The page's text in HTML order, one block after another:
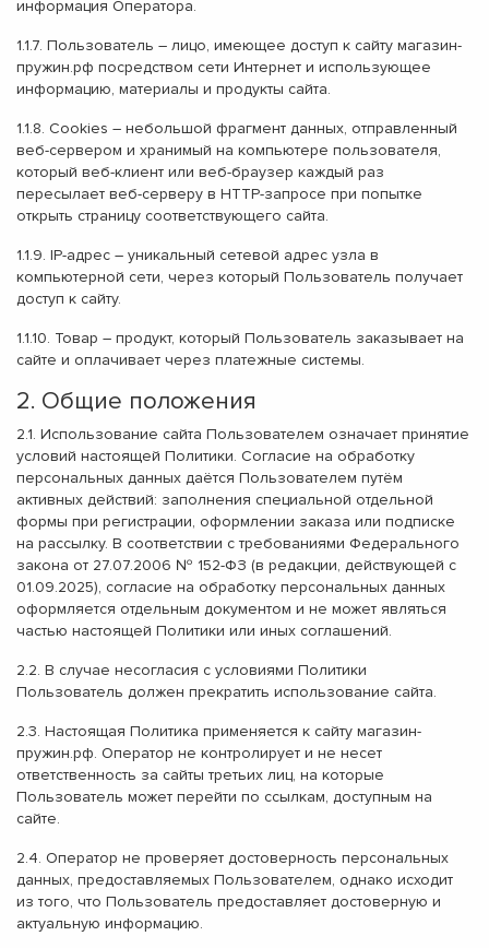
информация Оператора.
1.1.7. Пользователь – лицо, имеющее доступ к сайту магазин-
пружин.рф посредством сети Интернет и использующее
информацию, материалы и продукты сайта.
1.1.8. Cookies – небольшой фрагмент данных, отправленный
веб-сервером и хранимый на компьютере пользователя,
который веб-клиент или веб-браузер каждый раз
пересылает веб-серверу в HTTP-запросе при попытке
открыть страницу соответствующего сайта.
1.1.9. IP-адрес – уникальный сетевой адрес узла в
компьютерной сети, через который Пользователь получает
доступ к сайту.
1.1.10. Товар – продукт, который Пользователь заказывает на
сайте и оплачивает через платежные системы.
2. Общие положения
2.1. Использование сайта Пользователем означает принятие
условий настоящей Политики. Согласие на обработку
персональных данных даётся Пользователем путём
активных действий: заполнения специальной отдельной
формы при регистрации, оформлении заказа или подписке
на рассылку. В соответствии с требованиями Федерального
закона от 27.07.2006 № 152-ФЗ (в редакции, действующей с
01.09.2025), согласие на обработку персональных данных
оформляется отдельным документом и не может являться
частью настоящей Политики или иных соглашений.
2.2. В случае несогласия с условиями Политики
Пользователь должен прекратить использование сайта.
2.3. Настоящая Политика применяется к сайту магазин-
пружин.рф. Оператор не контролирует и не несет
ответственность за сайты третьих лиц, на которые
Пользователь может перейти по ссылкам, доступным на
сайте.
2.4. Оператор не проверяет достоверность персональных
данных, предоставляемых Пользователем, однако исходит
из того, что Пользователь предоставляет достоверную и
актуальную информацию.